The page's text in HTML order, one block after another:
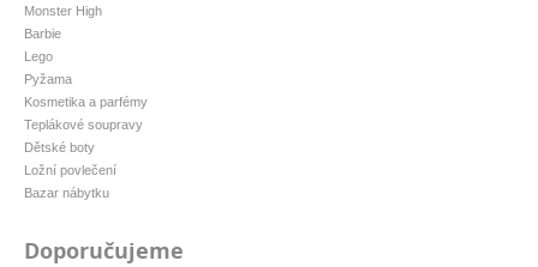
Monster High
Barbie
Lego
Pyžama
Kosmetika a parfémy
Teplákové soupravy
Dětské boty
Ložní povlečení
Bazar nábytku
Doporučujeme